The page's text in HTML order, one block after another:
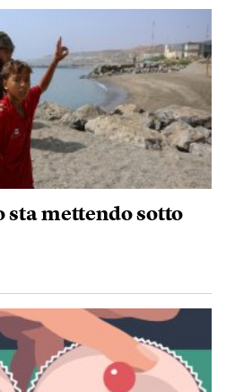
sta mettendo sotto